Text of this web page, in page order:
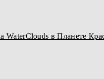
WaterClouds в Планете